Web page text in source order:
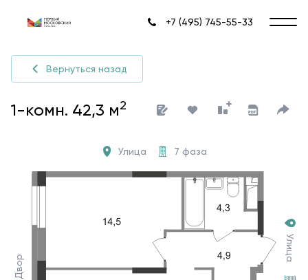
+7 (495) 745-55-33
Вернуться назад
1-комн. 42,3 м2
Двор
Улица
Улица 7 фаза